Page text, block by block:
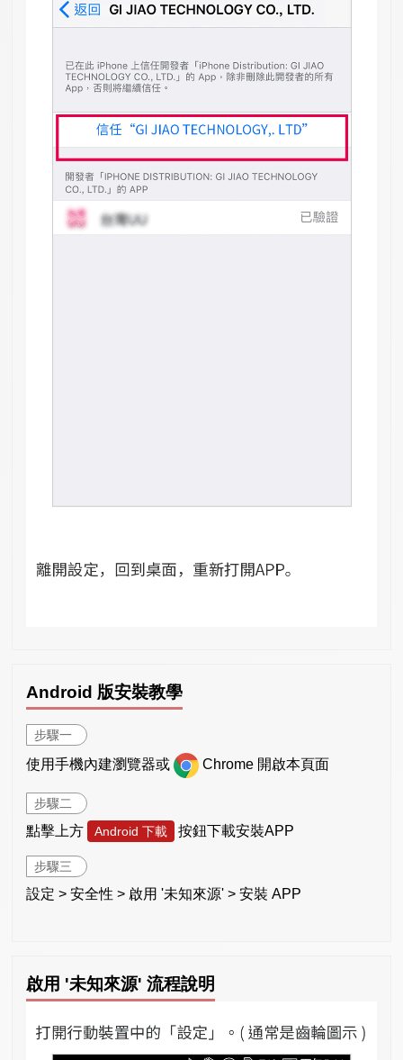
Android 版安裝教學
步驟一
使用手機內建瀏覽器或 Chrome 開啟本頁面
步驟二
點擊上方 Android 下載 按鈕下載安裝APP
步驟三
設定 > 安全性 > 啟用 '未知來源' > 安裝 APP
啟用 '未知來源' 流程說明